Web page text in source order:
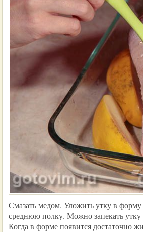
Смазать медом. Уложить утку в
среднюю полку. Можно запекать утку
Когда в форме появится достаточно